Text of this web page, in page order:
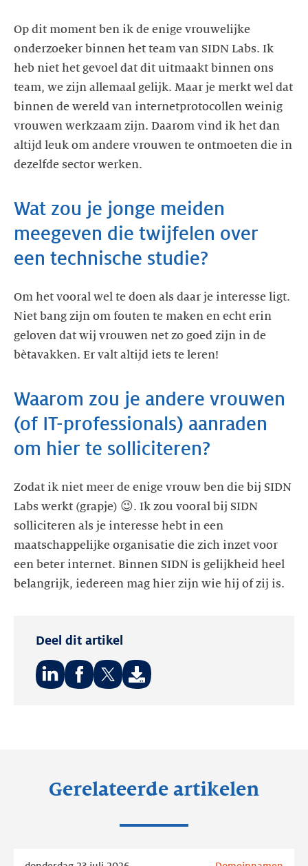
Op dit moment ben ik de enige vrouwelijke
onderzoeker binnen het team van SIDN Labs. Ik
heb niet het gevoel dat dit uitmaakt binnen ons
team, we zijn allemaal gelijk. Maar je merkt wel dat
binnen de wereld van internetprotocollen weinig
vrouwen werkzaam zijn. Daarom vind ik het dan
altijd leuk om andere vrouwen te ontmoeten die in
dezelfde sector werken.
Wat zou je jonge meiden
meegeven die twijfelen over
een technische studie?
Om het vooral wel te doen als daar je interesse ligt.
Niet bang zijn om fouten te maken en echt erin
geloven dat wij vrouwen net zo goed zijn in de
bètavakken. Er valt altijd iets te leren!
Waarom zou je andere vrouwen
(of IT-professionals) aanraden
om hier te solliciteren?
Zodat ik niet meer de enige vrouw ben die bij SIDN
Labs werkt (grapje) 😉. Ik zou vooral bij SIDN
solliciteren als je interesse hebt in een
maatschappelijke organisatie die zich inzet voor
een beter internet. Binnen SIDN is gelijkheid heel
belangrijk, iedereen mag hier zijn wie hij of zij is.
Deel dit artikel
Gerelateerde artikelen